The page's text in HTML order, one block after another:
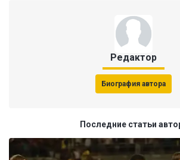
Редактор
Биография автора
Последние статьи